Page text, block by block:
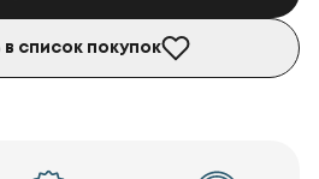
список покупок